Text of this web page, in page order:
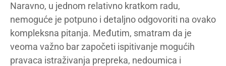
Naravno, u jednom relativno kratkom radu,
nemoguće je potpuno i detaljno odgovoriti na ovako
kompleksna pitanja. Međutim, smatram da je
veoma važno bar započeti ispitivanje mogućih
pravaca istraživanja prepreka, nedoumica i